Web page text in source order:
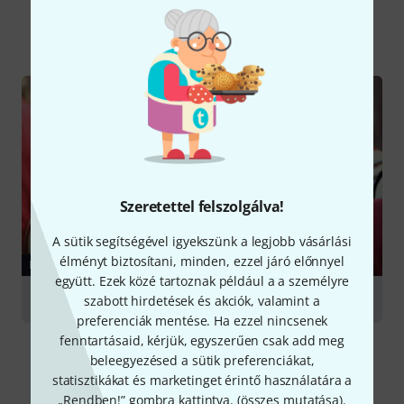
Szeretettel felszolgálva!
A sütik segítségével igyekszünk a legjobb vásárlási
élményt biztosítani, minden, ezzel járó előnnyel
együtt. Ezek közé tartoznak például a a személyre
szabott hirdetések és akciók, valamint a
preferenciák mentése. Ha ezzel nincsenek
fenntartásaid, kérjük, egyszerűen csak add meg
beleegyezésed a sütik preferenciákat,
statisztikákat és marketinget érintő használatára a
„Rendben!” gombra kattintva. (összes mutatása).
Mind Kalauz
KALAUZ
French Horns